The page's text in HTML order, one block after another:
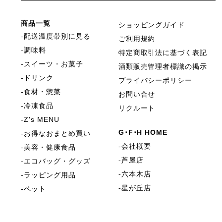
商品一覧
配送温度帯別に見る
調味料
スイーツ・お菓子
ドリンク
食材・惣菜
冷凍食品
Z's MENU
お得なおまとめ買い
美容・健康食品
エコバッグ・グッズ
ラッピング用品
ペット
ショッピングガイド
ご利用規約
特定商取引法に基づく表記
酒類販売管理者標識の掲示
プライバシーポリシー
お問い合せ
リクルート
G･F･H HOME
会社概要
芦屋店
六本木店
星が丘店